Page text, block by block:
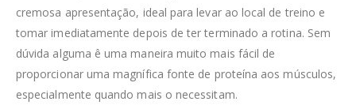
cremosa apresentação, ideal para levar ao local de treino e
tomar imediatamente depois de ter terminado a rotina. Sem
dúvida alguma ê uma maneira muito mais fácil de
proporcionar uma magnífica fonte de proteína aos músculos,
especialmente quando mais o necessitam.